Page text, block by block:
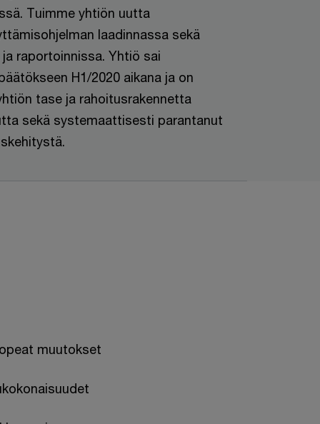
Tuimme yhtiön uutta
laadinnassa sekä
raportoinnissa. Yhtiö sai
H1/2020 aikana ja on
tase ja rahoitusrakennetta
sekä systemaattisesti parantanut
muutokset